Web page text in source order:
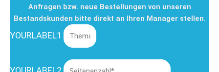
Anfragen bzw. neue Bestellungen von unseren
Bestandskunden bitte direkt an Ihren Manager stellen.
YOURLABEL1